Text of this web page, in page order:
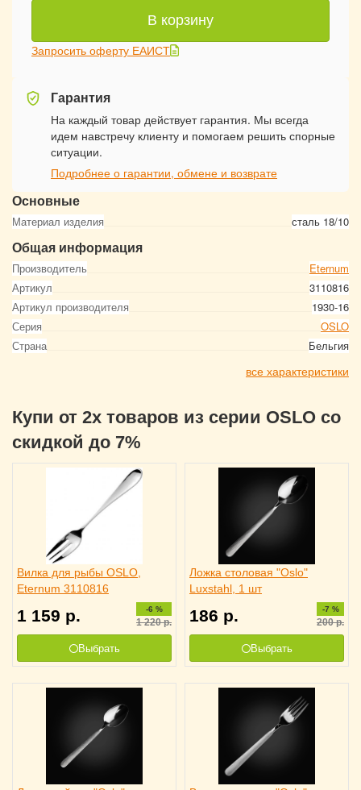
Основные
Материал изделия сталь 18/10
Общая информация
Производитель
Eternum
Артикул
3110816
Артикул производителя
1930-16
Серия
OSLO
Страна
Бельгия
все характеристики
В корзину
Запросить оферту ЕАИСТ
Гарантия
На каждый товар действует гарантия. Мы всегда
идем навстречу клиенту и помогаем решить спорные
ситуации.
Подробнее о гарантии, обмене и возврате
Купи от 2х товаров из серии OSLO со
скидкой до 7%
Вилка для рыбы OSLO,
Eternum 3110816
1 159 р. -6 %
1 220р.
Выбрать
Ложка столовая "Oslo"
Luxstahl, 1 шт
186 р. -7 %
200р.
Выбрать